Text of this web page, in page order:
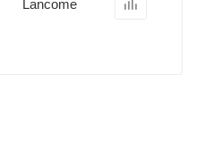
Lancome